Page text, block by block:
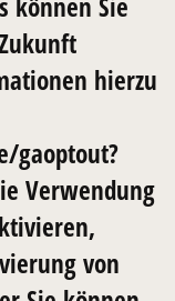
hierzu
gaoptout?
Verwendung
von